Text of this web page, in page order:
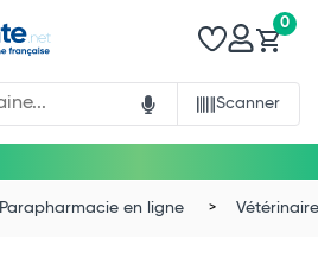
Scanner
0
Parapharmacie en ligne